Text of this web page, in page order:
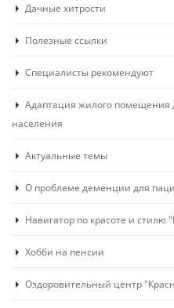
Дачные хитрости
Полезные ссылки
Специалисты рекомендуют
Адаптация жилого помещения
населения
Актуальные темы
О проблеме деменции для
Навигатор по красоте и стилю
Хобби на пенсии
Оздоровительный центр